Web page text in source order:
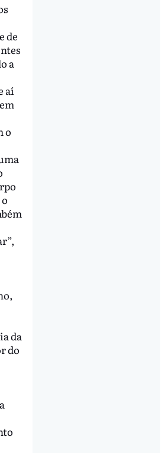
de
a
aí
o
da
do